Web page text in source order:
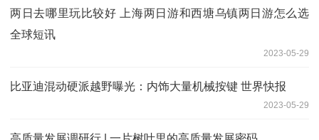
两日去哪里玩比较好 上海两日游和西塘乌镇两日游怎么选
全球短讯
2023-05-29
比亚迪混动硬派越野曝光：内饰大量机械按键 世界快报
2023-05-29